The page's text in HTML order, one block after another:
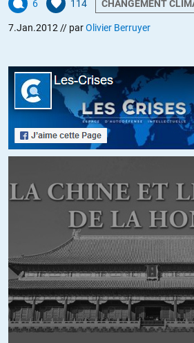
présidentielles après le 7 mai 2012.
mesures ou pour sanctionner un
orientation qui leur plaise.
ALERTER
Le 14 février, fête des amoureux de l’argent
ALERTER
Michael//10.01.2012 à 13h02
Depuis que l’argent est devenu une
lieu de rester un outil d »échange ….Depuis
scripturale a remplacé presque entièrement
6 114 CHANGEMENT
7.Jan.2012 // parOlivier Berruyer